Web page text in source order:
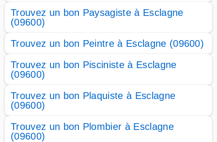
Trouvez un bon Paysagiste à Esclagne
(09600)
Trouvez un bon Peintre à Esclagne (09600)
Trouvez un bon Pisciniste à Esclagne
(09600)
Trouvez un bon Plaquiste à Esclagne
(09600)
Trouvez un bon Plombier à Esclagne
(09600)